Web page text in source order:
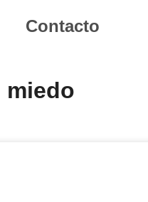
Contacto
miedo